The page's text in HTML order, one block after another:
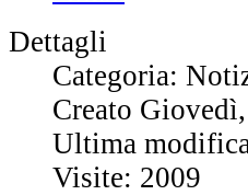
Dettagli
Categoria:
Creato
Ultima
Visite: 2009